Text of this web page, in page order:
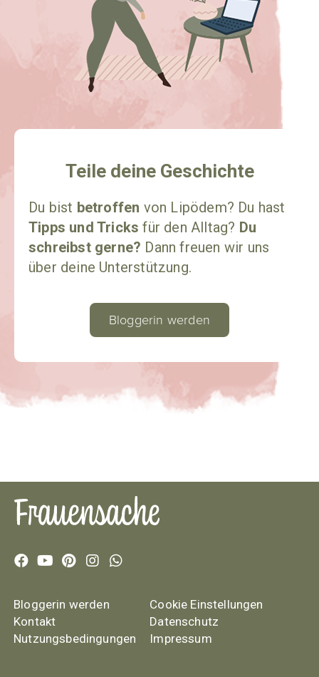
Teile deine Geschichte​
Du bist betroffen von Lipödem? Du hast
Tipps und Tricks für den Alltag? Du
schreibst gerne? Dann freuen wir uns
über deine Unterstützung.
Bloggerin werden
Bloggerin werden
Kontakt
Nutzungsbedingungen
Cookie Einstellungen
Datenschutz
Impressum